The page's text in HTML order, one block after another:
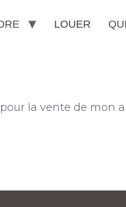
LOUER
la vente de mon